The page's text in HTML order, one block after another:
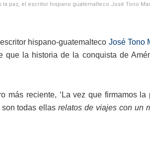
la paz, el escritor hispano guatemalteco José Tono
hispano-guatemalteco José Tono
que la historia de la conquista de
más reciente, ‘La vez que firmamos
son todas ellasrelatos de viajes con un